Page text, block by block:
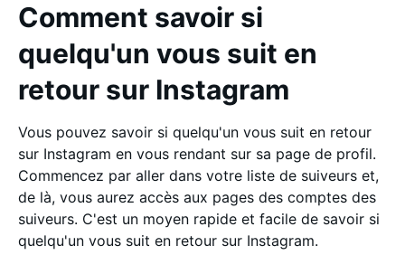
Comment savoir si
quelqu'un vous suit en
retour sur Instagram
Vous pouvez savoir si quelqu'un vous suit en retour
sur Instagram en vous rendant sur sa page de profil.
Commencez par aller dans votre liste de suiveurs et,
de là, vous aurez accès aux pages des comptes des
suiveurs. C'est un moyen rapide et facile de savoir si
quelqu'un vous suit en retour sur Instagram.